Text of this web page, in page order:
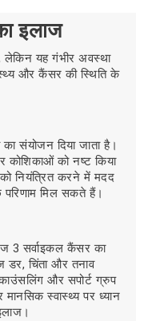
इलाज
यह गंभीर अवस्था
और कैंसर की स्थिति के
संयोजन दिया जाता है।
कोशिकाओं को नष्ट किया
नियंत्रित करने में मदद
मिल सकते हैं।
3 सर्वाइकल कैंसर का
डर, चिंता और तनाव
और सपोर्ट ग्रुप
स्वास्थ्य पर ध्यान